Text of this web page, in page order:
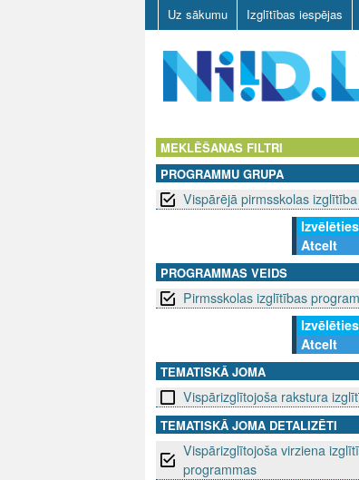
Uz sākumu Izglītības iespējas
MEKLĒŠANAS FILTRI
PROGRAMMU GRUPA
Vispārējā pirmsskolas izglītība
Atcelt
PROGRAMMAS VEIDS
Pirmsskolas izglītības
Atcelt
TEMATISKĀ JOMA
Vispārizglītojoša rakstura
TEMATISKĀ JOMA DETALIZĒTI
Vispārizglītojoša virziena
programmas